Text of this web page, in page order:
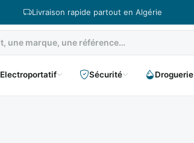
Livraison rapide partout en Algérie
Electroportatif Sécurité Droguerie